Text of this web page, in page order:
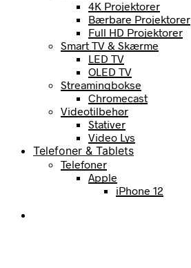
4K Projektorer
Bærbare Projektorer
Full HD Projektorer
Smart TV & Skærme
LED TV
OLED TV
Streamingbokse
Chromecast
Videotilbehør
Stativer
Video Lys
Telefoner & Tablets
Telefoner
Apple
iPhone 12